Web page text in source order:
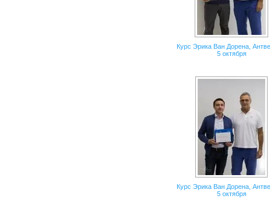
Курс Эрика Ван Дорена,
5 октября
Курс Эрика Ван Дорена,
5 октября